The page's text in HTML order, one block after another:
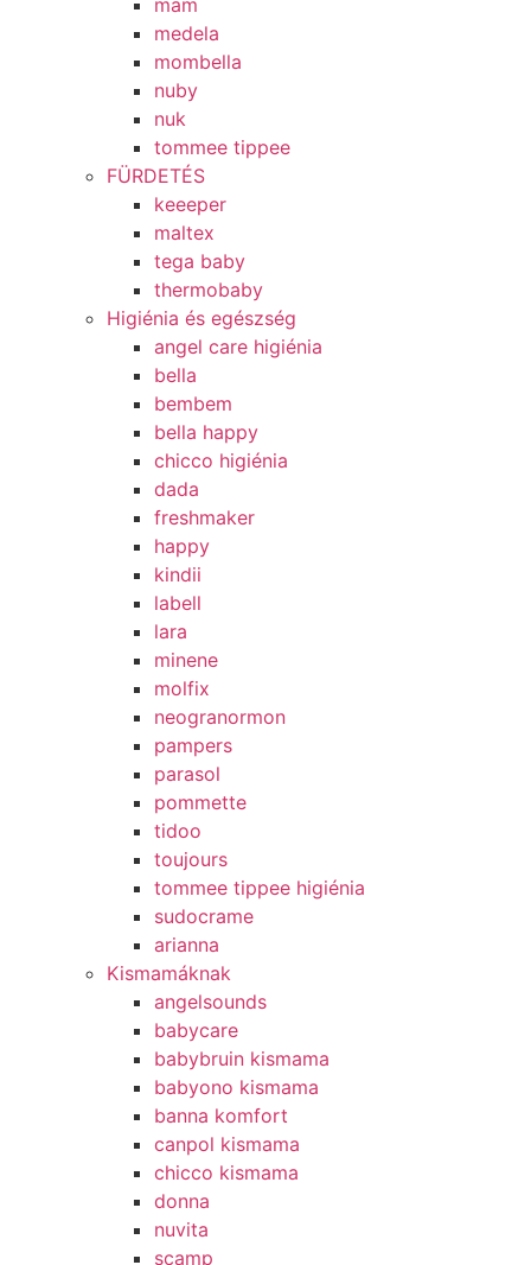
mam
medela
mombella
nuby
nuk
tommee tippee
FÜRDETÉS
keeeper
maltex
tega baby
thermobaby
Higiénia és egészség
angel care higiénia
bella
bembem
bella happy
chicco higiénia
dada
freshmaker
happy
kindii
labell
lara
minene
molfix
neogranormon
pampers
parasol
pommette
tidoo
toujours
tommee tippee higiénia
sudocrame
arianna
Kismamáknak
angelsounds
babycare
babybruin kismama
babyono kismama
banna komfort
canpol kismama
chicco kismama
donna
nuvita
scamp